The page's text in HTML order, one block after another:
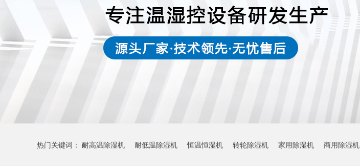
热门关键词： 耐高温除湿机 耐低温除湿机 恒温恒湿机 转轮除湿机 家用除湿机 商用除湿机